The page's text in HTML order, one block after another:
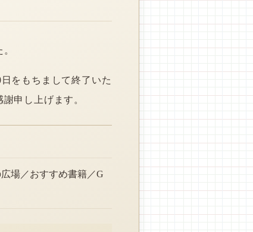
をもちまして終了いた
申し上げます。
場／おすすめ書籍／G